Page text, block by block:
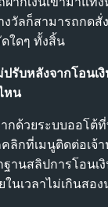
งวัลก็สามารถกดสั่
ใดๆ ทั้งสิ้น
รับหลังจากโอนเงิ
หน
กด้วยระบบออโต้
ลิกที่เมนูติดต่อเจ้
ฐานสลิปการโอน
นเวลาไม่เกินสอง